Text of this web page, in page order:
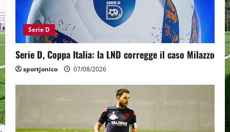
Serie D
Serie D, Coppa Italia: la LND corregge il caso Milazzo
sportjonico 07/08/2026